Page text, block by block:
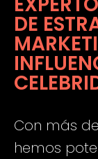
DE
Con más
hemos